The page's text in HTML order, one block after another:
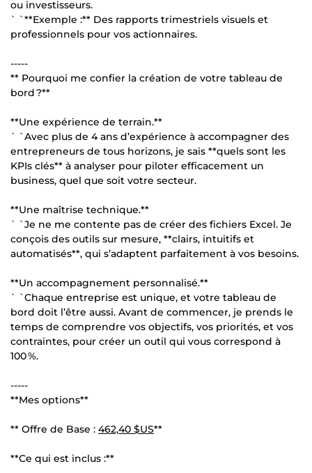
ou investisseurs.
` `**Exemple :** Des rapports trimestriels visuels et
professionnels pour vos actionnaires.
-----
** Pourquoi me confier la création de votre tableau de
bord ?**
**Une expérience de terrain.**
` `Avec plus de 4 ans d’expérience à accompagner des
entrepreneurs de tous horizons, je sais **quels sont les
KPIs clés** à analyser pour piloter efficacement un
business, quel que soit votre secteur.
**Une maîtrise technique.**
` `Je ne me contente pas de créer des fichiers Excel. Je
conçois des outils sur mesure, **clairs, intuitifs et
automatisés**, qui s’adaptent parfaitement à vos besoins.
**Un accompagnement personnalisé.**
` `Chaque entreprise est unique, et votre tableau de
bord doit l’être aussi. Avant de commencer, je prends le
temps de comprendre vos objectifs, vos priorités, et vos
contraintes, pour créer un outil qui vous correspond à
100 %.
-----
**Mes options**
** Offre de Base : 462,40 $US**
**Ce qui est inclus :**